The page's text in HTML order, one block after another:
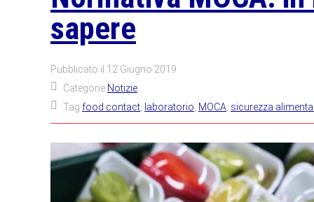
sapere
Pubblicato il 12 Giugno 2019
Categorie Notizie
Tag food contact laboratorio MOCA sicurezza